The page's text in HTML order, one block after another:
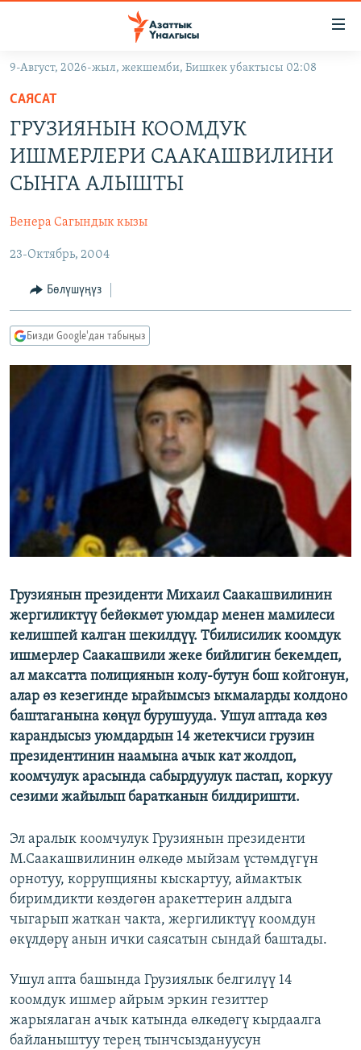
Навигацияга
өтүңүз
Издөөгө
салыңыз
САЯСАТ
МАДАНИЯТ
ДҮЙНӨ
УКРАИНА
ТВ ПРОГРАММАЛАР
БҮГҮН АЗАТТЫКТА
ЭКСПЕРТТЕР ТАЛДАЙТ
ДАНИСТЕ
ЭЖЕ-СИҢДИЛЕР
ЫҢГАЙСЫЗ СУРООЛОР
ПОДКАСТ
ӨЗГӨЧӨ ПИКИР
Русский
ОНЛАЙН ШЕРИНЕ
ЭЕ/АРнун бардык сайттары
9-Август, 2026-жыл, жекшемби, Бишкек убактысы 02:08
САЯСАТ
ГРУЗИЯНЫН КООМДУК
ИШМЕРЛЕРИ СААКАШВИЛИНИ
СЫНГА АЛЫШТЫ
Венера Сагындык кызы
23-Октябрь, 2004
Бөлүшүңүз
Бизди Google'дан табыңыз
Грузиянын президенти Михаил Саакашвилинин
жергиликтүү бейөкмөт уюмдар менен мамилеси
келишпей калган шекилдүү. Тбилисилик коомдук
ишмерлер Саакашвили жеке бийлигин бекемдеп,
ал максатта полициянын колу-бутун бош койгонун,
алар өз кезегинде ырайымсыз ыкмаларды колдоно
баштаганына көңүл бурушууда. Ушул аптада көз
карандысыз уюмдардын 14 жетекчиси грузин
президентинин наамына ачык кат жолдоп,
коомчулук арасында сабырдуулук пастап, коркуу
сезими жайылып баратканын билдиришти.
Эл аралык коомчулук Грузиянын президенти
М.Саакашвилинин өлкөдө мыйзам үстөмдүгүн
орнотуу, коррупцияны кыскартуу, аймактык
биримдикти көздөгөн аракеттерин алдыга
чыгарып жаткан чакта, жергиликтүү коомдун
өкүлдөрү анын ички саясатын сындай баштады.
Ушул апта башында Грузиялык белгилүү 14
коомдук ишмер айрым эркин гезиттер
жарыялаган ачык катында өлкөдөгү кырдаалга
байланыштуу терең тынчсыздануусун